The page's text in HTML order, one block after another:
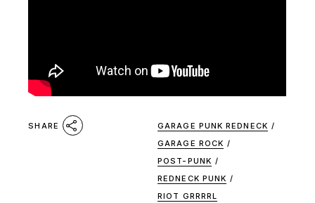
SHARE GARAGE PUNK REDNECK /
GARAGE ROCK /
POST-PUNK /
REDNECK PUNK /
RIOT GRRRRL